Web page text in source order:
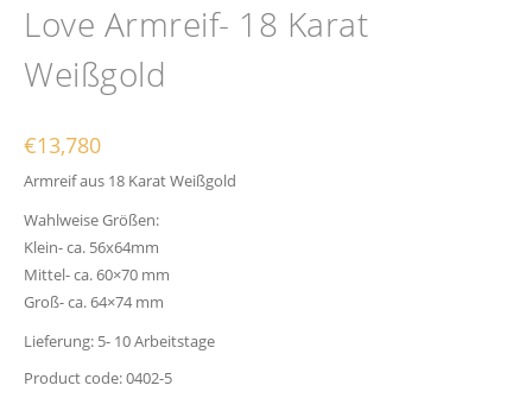
Love Armreif- 18 Karat
Weißgold
€13,780
Armreif aus 18 Karat Weißgold
Wahlweise Größen:
Klein- ca. 56x64mm
Mittel- ca. 60×70 mm
Groß- ca. 64×74 mm
Lieferung: 5- 10 Arbeitstage
Product code:0402-5